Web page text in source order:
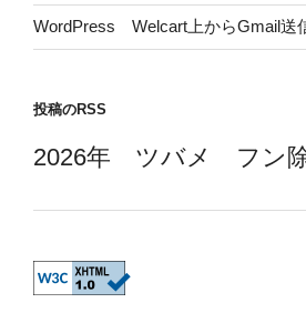
WordPress Welcart上からGmail送
投稿のRSS
2026年 ツバメ フン